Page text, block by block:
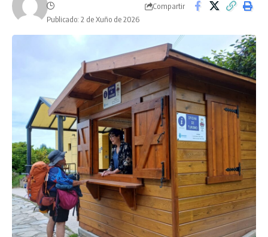
Publicado: 2 de Xuño de 2026
Compartir